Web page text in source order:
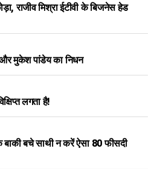
राजीव मिश्रा ईटीवी के बिजनेस हेड
और मुकेश पांडेय का निधन
लगता है!
बाकी बचे सा‍थी न करें ऐसा 80 फीसदी